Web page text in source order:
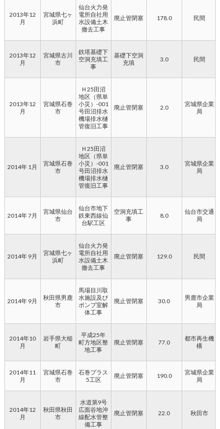
2013年12
月
宮城県七ヶ
浜町
仙台火力発
電所自社用
水設備土木
撤去工事
廃止管閉塞 178.0 民間
2013年12
月
宮城県古川
市
鉄塔基礎下
空洞充填工
事
基礎下空洞
充填
3.0 民間
2013年12
月
宮城県石巻
市
Ｈ25田沼
地区（県単
小災）-001
号田沼排水
機場排水樋
管復旧工事
廃止管閉塞 2.0
宮城県企業
局
2014年 1月
宮城県石巻
市
Ｈ25田沼
地区（県単
小災）-001
号田沼排水
機場排水樋
管復旧工事
廃止管閉塞 3.0
宮城県企業
局
2014年 7月
宮城県仙台
市
仙台市地下
鉄東西線仙
台駅工区
空洞充填工
事
8.0
仙台市交通
局
2014年 9月
宮城県七ヶ
浜町
仙台火力発
電所自社用
水設備土木
撤去工事
廃止管閉塞 129.0 民間
2014年 9月
秋田県男鹿
市
馬場目川取
水施設及び
ポンプ室解
体工事
廃止管閉塞 30.0
男鹿市企業
局
2014年10
月
岩手県大槌
町
平成25年
町方地区整
地工事
廃止管閉塞 77.0
都市再生機
構
2014年11
月
宮城県石巻
市
石巻プラス
5工区
廃止管閉塞 190.0
宮城県企業
局
2014年12
月
秋田県秋田
市
水道第9号
広面谷地沖
線配水管整
備工事
廃止管閉塞 22.0 秋田市